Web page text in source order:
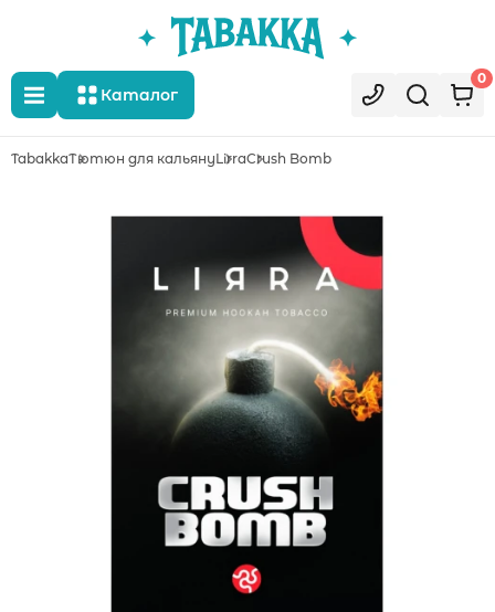
Каталог
0
TabakkaТютюн для кальянуLirraCrush Bomb